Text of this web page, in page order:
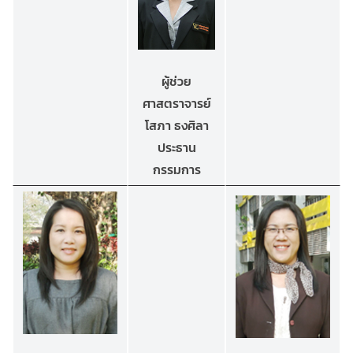
ผู้ช่วย
ศาสตราจารย์
โสภา ธงศิลา
ประธาน
กรรมการ